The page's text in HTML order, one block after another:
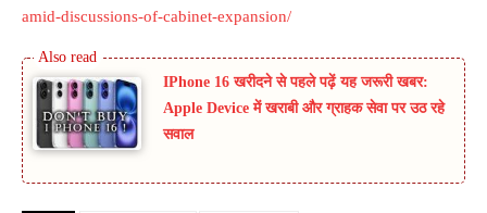
amid-discussions-of-cabinet-expansion/
IPhone 16 खरीदने से पहले पढ़ें यह जरूरी खबर:
Apple Device में खराबी और ग्राहक सेवा पर उठ रहे
सवाल